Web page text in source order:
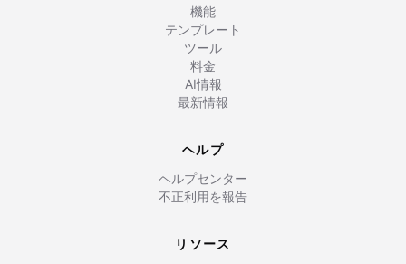
機能
テンプレート
ツール
料金
AI情報
最新情報
ヘルプ
ヘルプセンター
不正利用を報告
リソース